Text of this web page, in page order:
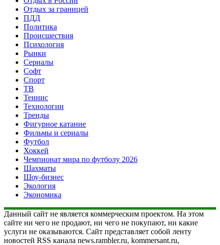
Отдых за границей
ПДД
Политика
Происшествия
Психология
Рынки
Сериалы
Софт
Спорт
ТВ
Теннис
Технологии
Тренды
Фигурное катание
Фильмы и сериалы
Футбол
Хоккей
Чемпионат мира по футболу 2026
Шахматы
Шоу-бизнес
Экология
Экономика
Данный сайт не является коммерческим проектом. На этом
сайте ни чего не продают, ни чего не покупают, ни какие
услуги не оказываются. Сайт представляет собой ленту
новостей RSS канала news.rambler.ru, kommersant.ru,